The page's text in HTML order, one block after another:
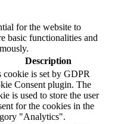
for the website to
basic functionalities and
Description
cookie is set by GDPR
Consent plugin. The
is used to store the user
for the cookies in the
"Analytics".